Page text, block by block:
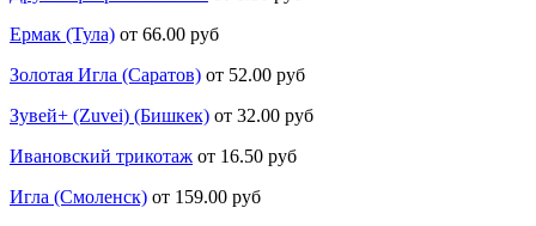
Ермак (Тула) от 66.00 руб
Золотая Игла (Саратов) от 52.00 руб
Зувей+ (Zuvei) (Бишкек) от 32.00 руб
Ивановский трикотаж от 16.50 руб
Игла (Смоленск) от 159.00 руб